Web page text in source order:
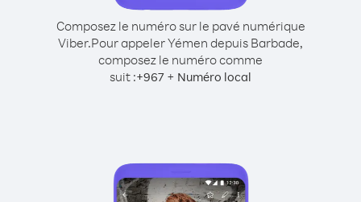
Composez le numéro sur le pavé numérique
Viber.Pour appeler Yémen depuis Barbade,
composez le numéro comme
suit :+967 + Numéro local